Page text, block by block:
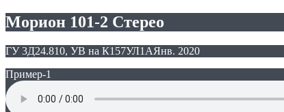
Морион 101-2 Стерео
ГУ 3Д24.810, УВ на К157УЛ1АЯнв. 2020
Пример-1